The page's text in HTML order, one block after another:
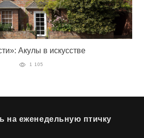
Акулы в искусстве
1 105
на еженедельную птичку